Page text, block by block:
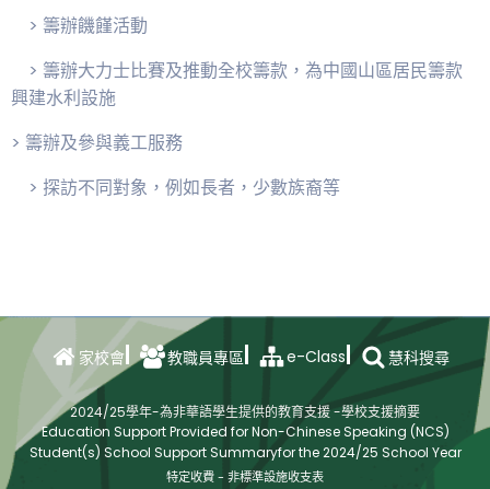
> 籌辦饑饉活動
> 籌辦大力士比賽及推動全校籌款，為中國山區居民籌款
興建水利設施
> 籌辦及參與義工服務
> 探訪不同對象，例如長者，少數族裔等
家校會 教職員專區 e-Class 慧科搜尋
2024/25學年-為非華語學生提供的教育支援 -學校支援摘要
Education Support Provided for Non-Chinese Speaking (NCS)
Student(s) School Support Summaryfor the 2024/25 School Year
特定收費 - 非標準設施收支表